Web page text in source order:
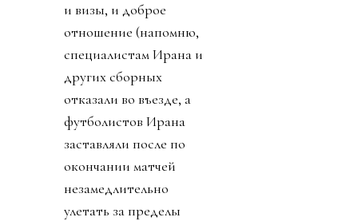
и визы, и доброе
отношение (напомню,
специалистам Ирана и
других сборных
отказали во въезде, а
футболистов Ирана
заставляли после по
окончании матчей
незамедлительно
улетать за пределы